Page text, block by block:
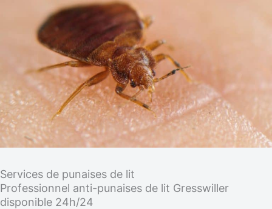
Services de punaises de lit
Professionnel anti-punaises de lit Gresswiller
disponible 24h/24